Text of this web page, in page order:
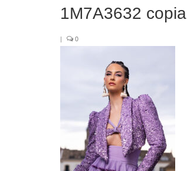
1M7A3632 copia
| 0